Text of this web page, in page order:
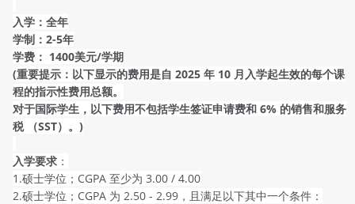
入学：全年
学制：2-5年
学费： 1400美元/学期
(重要提示：以下显示的费用是自 2025 年 10 月入学起生效的每个课
程的指示性费用总额。
对于国际学生，以下费用不包括学生签证申请费和 6% 的销售和服务
税 （SST）。)
入学要求 ：
1.硕士学位；CGPA 至少为 3.00 / 4.00
2.硕士学位；CGPA 为 2.50 - 2.99，且满足以下其中一个条件：